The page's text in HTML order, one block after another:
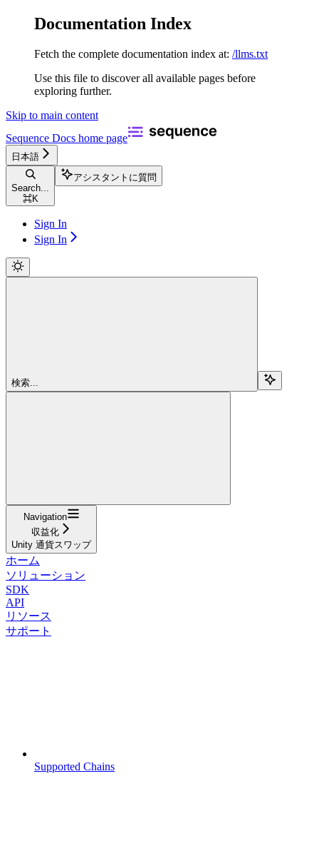
Documentation Index
Fetch the complete documentation index at: /llms.txt
Use this file to discover all available pages before
exploring further.
Skip to main content
Sequence Docs home page
日本語
Search...
⌘K
アシスタントに質問
Sign In
Sign In
検索...
Navigation
収益化
Unity 通貨スワップ
ホーム
ソリューション
SDK
API
リソース
サポート
Supported Chains